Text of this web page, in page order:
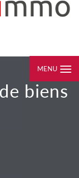
MENU
biens